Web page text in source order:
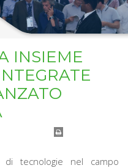
INSIEME
di tecnologie nel campo